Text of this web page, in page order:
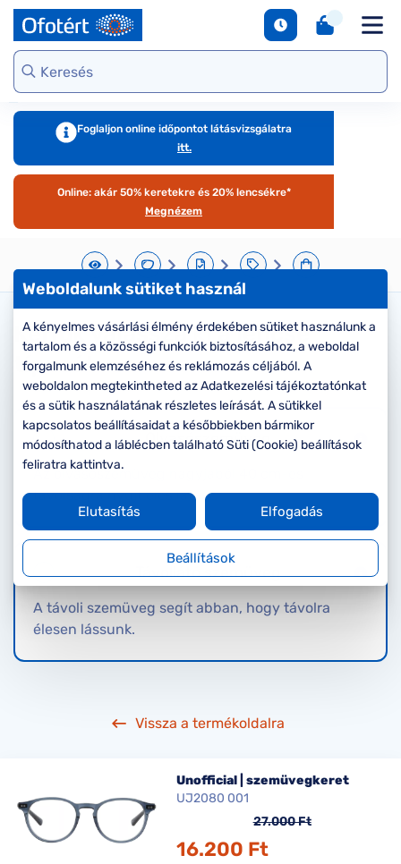
Webshop kínálat
Virtuális
szemüvegpróba
Szemüveg-
kiegészítők
Online vásárlás
útmutató
Női
Gyermek
Ralph
Tommy
Emporio
Armani
További
megtekintése
Kollekciók
Komplett 20%
minden
szemüvegekre
ajánlat
Polarizált
napszemüvegek
Virtuális
napszemüvegpróba
Kategória
Férfi
Ray-Ban
Guess
Exchange
Ralph
Gondoskodjunk
szemünkről
Kerettípusok
Márkaismertető
Foglaljon online időpontot látásvizsgálatra
itt.
Online: akár 50% keretekre és 20% lencsékre*
Megnézem
Kérjük válassza ki a lencse
típusát
Olvasószemüveg
Az olvasószemüveg nagyjából 40 cm-es
távolságra nyújt éles látást.
Távollátó szemüveg
A távoli szemüveg segít abban, hogy távolra
élesen lássunk.
Vissza a termékoldalra
Unofficial | szemüvegkeret
UJ2080 001
16.200 Ft
27.000 Ft
Weboldalunk sütiket használ
A kényelmes vásárlási élmény érdekében sütiket használunk a
tartalom és a közösségi funkciók biztosításához, a weboldal
forgalmunk elemzéséhez és reklámozás céljából. A
weboldalon megtekintheted az Adatkezelési tájékoztatónkat
és a sütik használatának részletes leírását. A sütikkel
kapcsolatos beállításaidat a későbbiekben bármikor
módosíthatod a láblécben található Süti (Cookie) beállítások
feliratra kattintva.
Beállítások
Elutasítás Elfogadás